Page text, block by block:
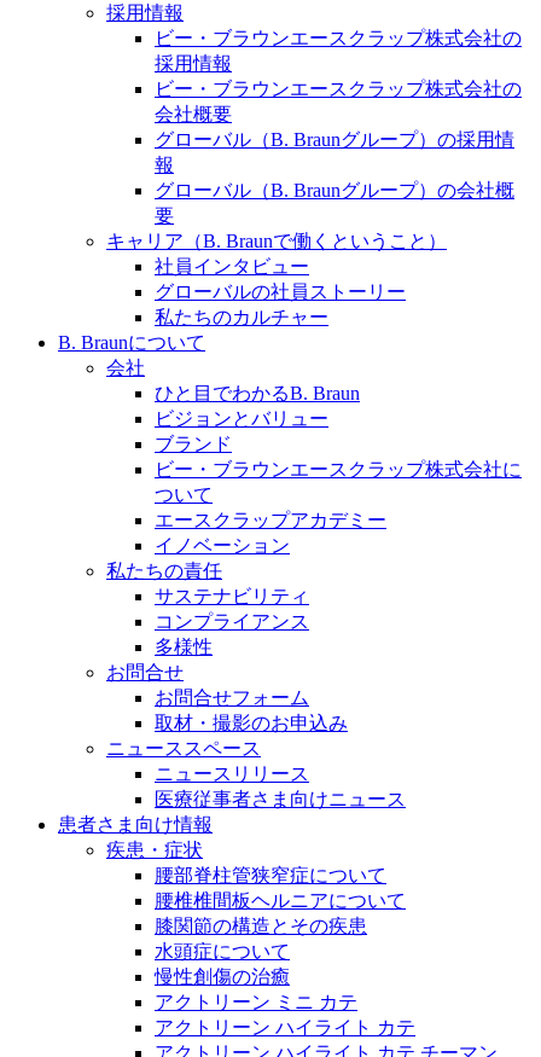
販売代理店さま向け情報​
お問合せ先、価格情報、E-Shopのご案内など販売店さ
ま向けの情報スペースです。
「水頭症」とはどのような疾患なのでしょう。成人に
多い水頭症と、小児に多い水頭症の特徴と症状、検査
や治療法など「水頭症」の概要を知っていただくこと
ができます。
提供していくことを目指します。
お問合せフォームより、ご質問をお送りください。
採用情報
ビー・ブラウンエースクラップ株式会社の
採用情報
ビー・ブラウンエースクラップ株式会社の
会社概要
グローバル（B. Braunグループ）の採用情
報
グローバル（B. Braunグループ）の会社概
要
キャリア（B. Braunで働くということ）
社員インタビュー
グローバルの社員ストーリー
私たちのカルチャー
B. Braunについて
会社
ひと目でわかるB. Braun
ビジョンとバリュー
ブランド
ビー・ブラウンエースクラップ株式会社に
ついて
エースクラップアカデミー
イノベーション
私たちの責任
サステナビリティ
コンプライアンス
多様性
お問合せ
お問合せフォーム
取材・撮影のお申込み
ニューススペース
ニュースリリース
医療従事者さま向けニュース
患者さま向け情報
疾患・症状
腰部脊柱管狭窄症について
腰椎椎間板ヘルニアについて
膝関節の構造とその疾患
水頭症について
慢性創傷の治癒
アクトリーン ミニ カテ
アクトリーン ハイライト カテ
アクトリーン ハイライト カテ チーマン